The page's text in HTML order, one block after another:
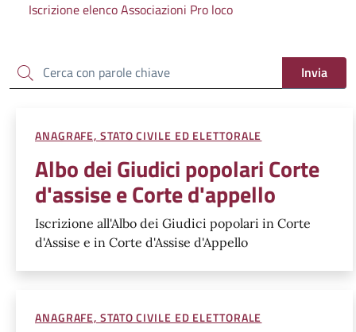
Cerca Invia
ANAGRAFE, STATO CIVILE ED ELETTORALE
Albo dei Giudici popolari Corte
d'assise e Corte d'appello
Iscrizione all'Albo dei Giudici popolari in Corte
d'Assise e in Corte d'Assise d'Appello
ANAGRAFE, STATO CIVILE ED ELETTORALE
Iscrizione elenco Associazioni Pro loco